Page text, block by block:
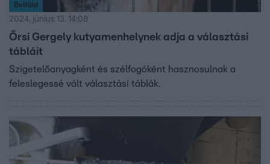
Belföld
2024. június 13. 14:08
Őrsi Gergely kutyamenhelynek adja a választási
tábláit
Szigetelőanyagként és szélfogóként hasznosulnak a
feleslegessé vált választási táblák.